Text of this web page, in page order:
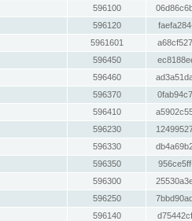
596100
596120
5961601
596450
596460
596370
596410
596230
596330
596350
596300
596250
596140